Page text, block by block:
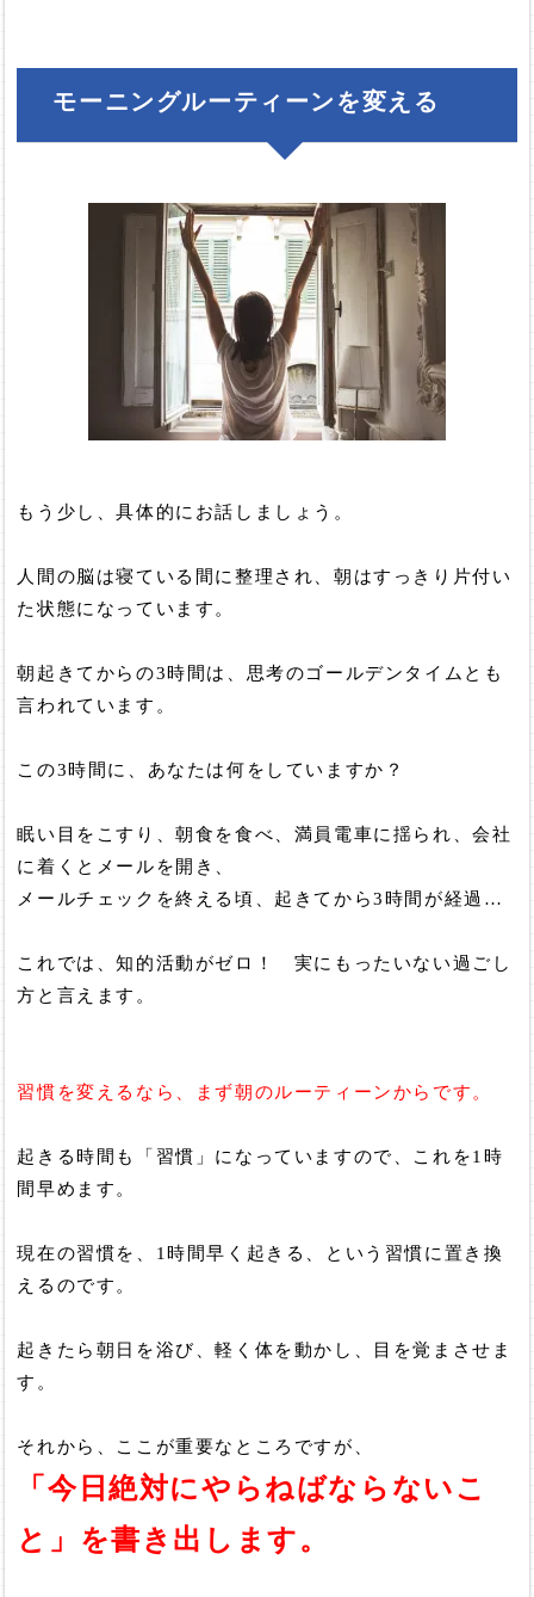
モーニングルーティーンを変える
もう少し、具体的にお話しましょう。
人間の脳は寝ている間に整理され、朝はすっきり片付い
た状態になっています。
朝起きてからの3時間は、思考のゴールデンタイムとも
言われています。
この3時間に、あなたは何をしていますか？
眠い目をこすり、朝食を食べ、満員電車に揺られ、会社
に着くとメールを開き、
メールチェックを終える頃、起きてから3時間が経過…
これでは、知的活動がゼロ！ 実にもったいない過ごし
方と言えます。
習慣を変えるなら、まず朝のルーティーンからです。
起きる時間も「習慣」になっていますので、これを1時
間早めます。
現在の習慣を、1時間早く起きる、という習慣に置き換
えるのです。
起きたら朝日を浴び、軽く体を動かし、目を覚まさせま
す。
それから、ここが重要なところですが、
「今日絶対にやらねばならないこ
と」を書き出します。